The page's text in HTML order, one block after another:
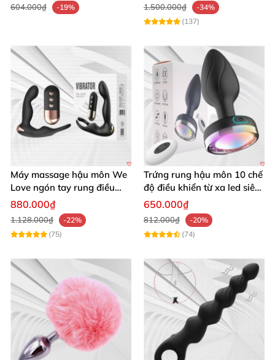
604.000₫ -19% 1.500.000₫
-34%
(137)
Máy massage hậu môn We
Love ngón tay rung điều
khiển từ xa thoải mái cực
880.000₫
1.128.000₫
-22%
(75)
Trứng rung hậu môn 10 chế
độ điều khiển từ xa led siêu
sướng
650.000₫
812.000₫
-20%
(74)